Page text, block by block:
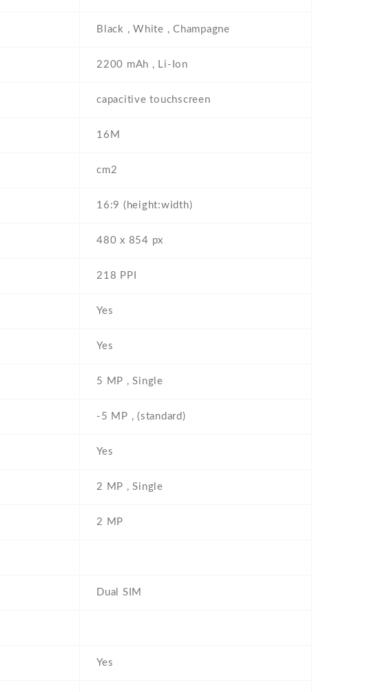
Black , White , Champagne
2200 mAh , Li-Ion
capacitive touchscreen
16M
cm2
16:9 (height:width)
480 x 854 px
218 PPI
Yes
Yes
5 MP , Single
-5 MP , (standard)
Yes
2 MP , Single
2 MP
Dual SIM
Yes